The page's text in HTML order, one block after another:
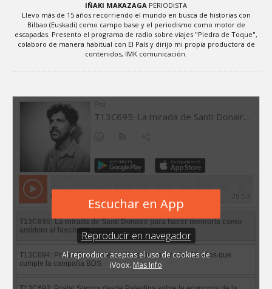
IÑAKI MAKAZAGA PERIODISTA
Llevo más de 15 años recorriendo el mundo en busca de historias con
Bilbao (Euskadi) como campo base y el periodismo como motor de
escapadas. Presento el programa de radio sobre viajes "Piedra de Toque",
colaboro de manera habitual con El País y dirijo mi propia productora de
contenidos, IMK comunicación.